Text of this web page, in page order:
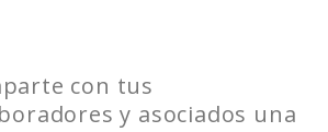
con tus
y asociados una